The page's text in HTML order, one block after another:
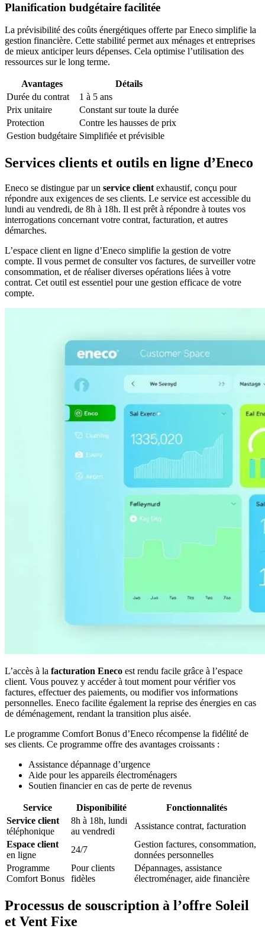
Planification budgétaire facilitée
La prévisibilité des coûts énergétiques offerte par Eneco simplifie la
gestion financière. Cette stabilité permet aux ménages et entreprises
de mieux anticiper leurs dépenses. Cela optimise l’utilisation des
ressources sur le long terme.
Avantages
Détails
Durée du contrat
1 à 5 ans
Prix unitaire
Constant sur toute la durée
Protection
Contre les hausses de prix
Gestion budgétaire Simplifiée et prévisible
Services clients et outils en ligne d’Eneco
Eneco se distingue par un service client exhaustif, conçu pour
répondre aux exigences de ses clients. Le service est accessible du
lundi au vendredi, de 8h à 18h. Il est prêt à répondre à toutes vos
interrogations concernant votre contrat, facturation, et autres
démarches.
L’espace client en ligne d’Eneco simplifie la gestion de votre
compte. Il vous permet de consulter vos factures, de surveiller votre
consommation, et de réaliser diverses opérations liées à votre
contrat. Cet outil est essentiel pour une gestion efficace de votre
compte.
L’accès à la facturation Eneco est rendu facile grâce à l’espace
client. Vous pouvez y accéder à tout moment pour vérifier vos
factures, effectuer des paiements, ou modifier vos informations
personnelles. Eneco facilite également la reprise des énergies en cas
de déménagement, rendant la transition plus aisée.
Le programme Comfort Bonus d’Eneco récompense la fidélité de
ses clients. Ce programme offre des avantages croissants :
Assistance dépannage d’urgence
Aide pour les appareils électroménagers
Soutien financier en cas de perte de revenus
Service Disponibilité
Fonctionnalités
Service client
téléphonique
8h à 18h, lundi
au vendredi
Assistance contrat, facturation
Espace client
en ligne
24/7
Gestion factures, consommation,
données personnelles
Programme
Comfort Bonus
Pour clients
fidèles
Dépannages, assistance
électroménager, aide financière
Processus de souscription à l’offre Soleil
et Vent Fixe